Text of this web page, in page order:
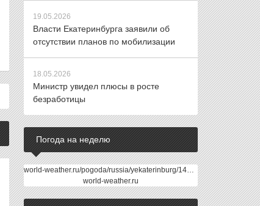
19.05.2026
Власти Екатеринбурга заявили об
отсутствии планов по мобилизации
18.05.2026
Министр увидел плюсы в росте
безработицы
Погода на неделю
world-weather.ru/pogoda/russia/yekaterinburg/14days/
world-weather.ru